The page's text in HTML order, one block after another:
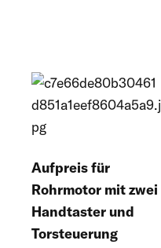
Aufpreis für
Rohrmotor mit zwei
Handtaster und
Torsteuerung